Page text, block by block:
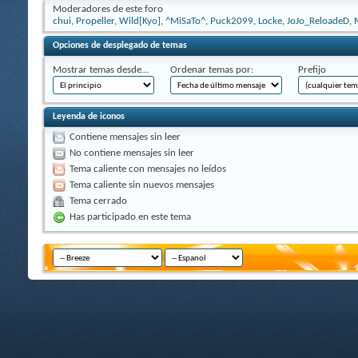
Moderadores de este foro
chui, Propeller, Wild[Kyo] , ^MiSaTo^, Puck2099, Locke, JoJo_ReloadeD,
Opciones de desplegado de temas
Mostrar temas desde... Ordenar temas por: Prefijo
Leyenda de iconos
Contiene mensajes sin leer
No contiene mensajes sin leer
Tema caliente con mensajes no leídos
Tema caliente sin nuevos mensajes
Tema cerrado
Has participado en este tema